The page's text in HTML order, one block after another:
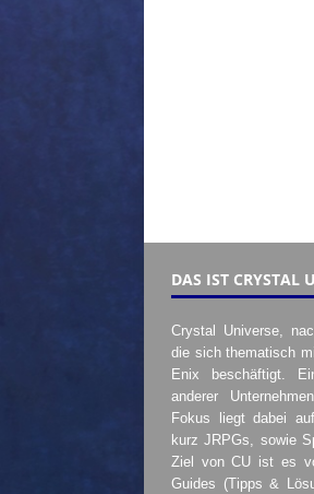
DAS IST CRYSTAL
Crystal Universe,
die sich thematisch
Enix beschäftigt.
anderer
Fokus liegt dabei
kurz JRPGs, sowie
Ziel von CU ist es
Guides (Tipps &